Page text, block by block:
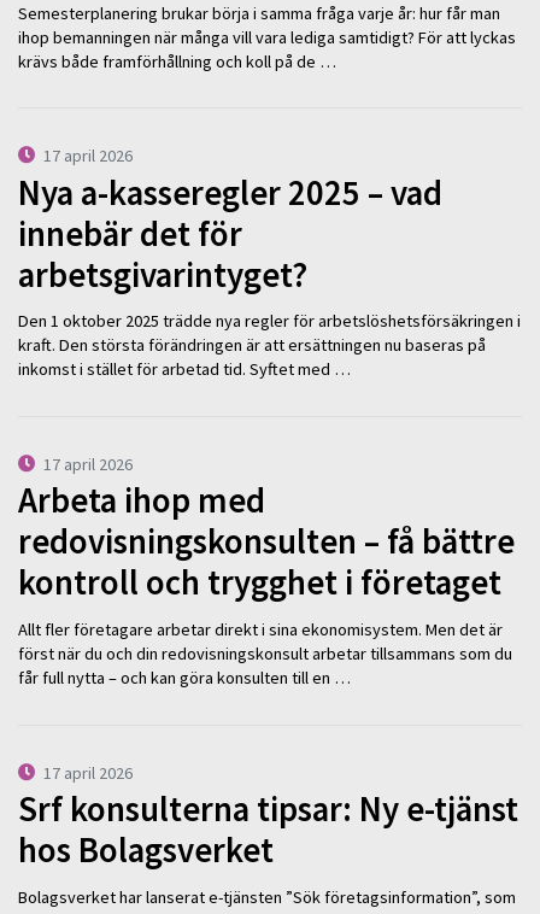
Semesterplanering brukar börja i samma fråga varje år: hur får man
ihop bemanningen när många vill vara lediga samtidigt? För att lyckas
krävs både framförhållning och koll på de …
17 april 2026
Nya a-kasseregler 2025 – vad
innebär det för
arbetsgivarintyget?
Den 1 oktober 2025 trädde nya regler för arbetslöshetsförsäkringen i
kraft. Den största förändringen är att ersättningen nu baseras på
inkomst i stället för arbetad tid. Syftet med …
17 april 2026
Arbeta ihop med
redovisningskonsulten – få bättre
kontroll och trygghet i företaget
Allt fler företagare arbetar direkt i sina ekonomisystem. Men det är
först när du och din redovisningskonsult arbetar tillsammans som du
får full nytta – och kan göra konsulten till en …
17 april 2026
Srf konsulterna tipsar: Ny e-tjänst
hos Bolagsverket
Bolagsverket har lanserat e-tjänsten ”Sök företagsinformation”, som